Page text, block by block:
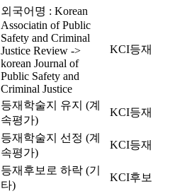
외국어명 : Korean
Associatin of Public
Safety and Criminal
Justice Review ->
korean Journal of
Public Safety and
Criminal Justice
KCI등재
등재학술지 유지 (계
속평가)
KCI등재
등재학술지 선정 (계
속평가)
KCI등재
등재후보로 하락 (기
타)
KCI후보